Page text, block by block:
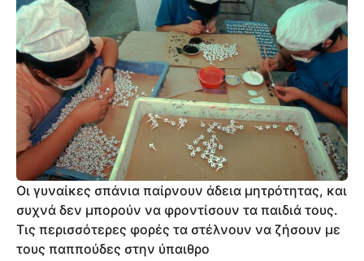
Οι γυναίκες σπάνια παίρνουν άδεια μητρότητας, και
συχνά δεν μπορούν να φροντίσουν τα παιδιά τους.
Τις περισσότερες φορές τα στέλνουν να ζήσουν με
τους παππούδες στην ύπαιθρο